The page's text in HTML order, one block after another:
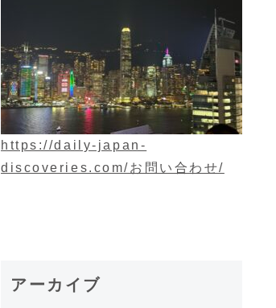
https://daily-japan-
discoveries.com/お問い合わせ/
アーカイブ